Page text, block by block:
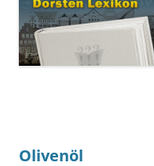
Olivenöl